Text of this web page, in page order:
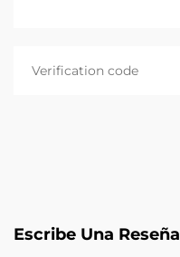
Escribe Una Reseña